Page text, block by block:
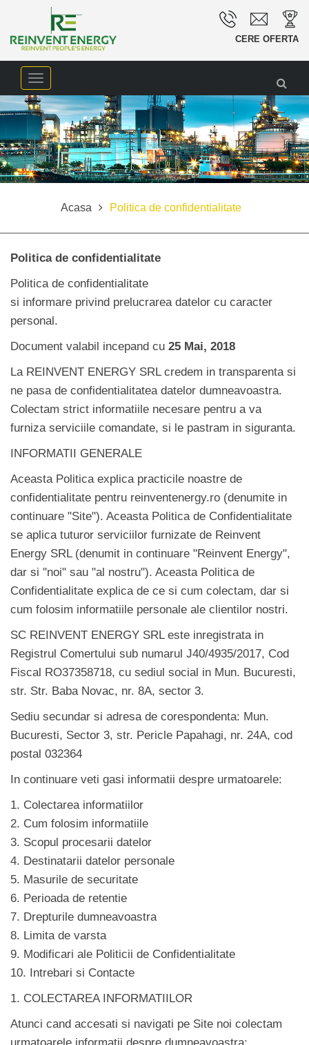
CERE OFERTA
Meniu
navigare
Acasa Politica de confidentialitate
Politica de confidentialitate
Politica de confidentialitate
si informare privind prelucrarea datelor cu caracter
personal.
Document valabil incepand cu 25 Mai, 2018
La REINVENT ENERGY SRL credem in transparenta si
ne pasa de confidentialitatea datelor dumneavoastra.
Colectam strict informatiile necesare pentru a va
furniza serviciile comandate, si le pastram in siguranta.
INFORMATII GENERALE
Aceasta Politica explica practicile noastre de
confidentialitate pentru reinventenergy.ro (denumite in
continuare "Site"). Aceasta Politica de Confidentialitate
se aplica tuturor serviciilor furnizate de Reinvent
Energy SRL (denumit in continuare "Reinvent Energy",
dar si "noi" sau "al nostru"). Aceasta Politica de
Confidentialitate explica de ce si cum colectam, dar si
cum folosim informatiile personale ale clientilor nostri.
SC REINVENT ENERGY SRL este inregistrata in
Registrul Comertului sub numarul J40/4935/2017, Cod
Fiscal RO37358718, cu sediul social in Mun. Bucuresti,
str. Str. Baba Novac, nr. 8A, sector 3.
Sediu secundar si adresa de corespondenta: Mun.
Bucuresti, Sector 3, str. Pericle Papahagi, nr. 24A, cod
postal 032364
In continuare veti gasi informatii despre urmatoarele:
1. Colectarea informatiilor
2. Cum folosim informatiile
3. Scopul procesarii datelor
4. Destinatarii datelor personale
5. Masurile de securitate
6. Perioada de retentie
7. Drepturile dumneavoastra
8. Limita de varsta
9. Modificari ale Politicii de Confidentialitate
10. Intrebari si Contacte
1. COLECTAREA INFORMATIILOR
Atunci cand accesati si navigati pe Site noi colectam